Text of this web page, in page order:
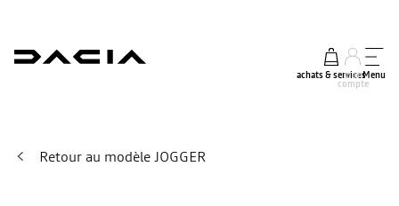
achats & services
mon
compte
Menu
Retour au modèle JOGGER